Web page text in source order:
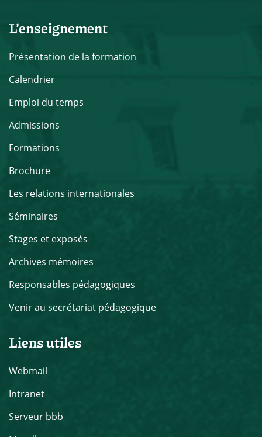
L’enseignement
Présentation de la formation
Calendrier
Emploi du temps
Admissions
Formations
Brochure
Les relations internationales
Séminaires
Stages et exposés
Archives mémoires
Responsables pédagogiques
Venir au secrétariat pédagogique
Liens utiles
Webmail
Intranet
Serveur bbb